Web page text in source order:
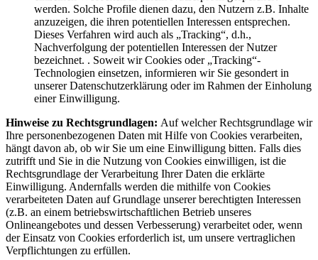
werden. Solche Profile dienen dazu, den Nutzern z.B. Inhalte
anzuzeigen, die ihren potentiellen Interessen entsprechen.
Dieses Verfahren wird auch als „Tracking“, d.h.,
Nachverfolgung der potentiellen Interessen der Nutzer
bezeichnet. . Soweit wir Cookies oder „Tracking“-
Technologien einsetzen, informieren wir Sie gesondert in
unserer Datenschutzerklärung oder im Rahmen der Einholung
einer Einwilligung.
Hinweise zu Rechtsgrundlagen: Auf welcher Rechtsgrundlage wir
Ihre personenbezogenen Daten mit Hilfe von Cookies verarbeiten,
hängt davon ab, ob wir Sie um eine Einwilligung bitten. Falls dies
zutrifft und Sie in die Nutzung von Cookies einwilligen, ist die
Rechtsgrundlage der Verarbeitung Ihrer Daten die erklärte
Einwilligung. Andernfalls werden die mithilfe von Cookies
verarbeiteten Daten auf Grundlage unserer berechtigten Interessen
(z.B. an einem betriebswirtschaftlichen Betrieb unseres
Onlineangebotes und dessen Verbesserung) verarbeitet oder, wenn
der Einsatz von Cookies erforderlich ist, um unsere vertraglichen
Verpflichtungen zu erfüllen.